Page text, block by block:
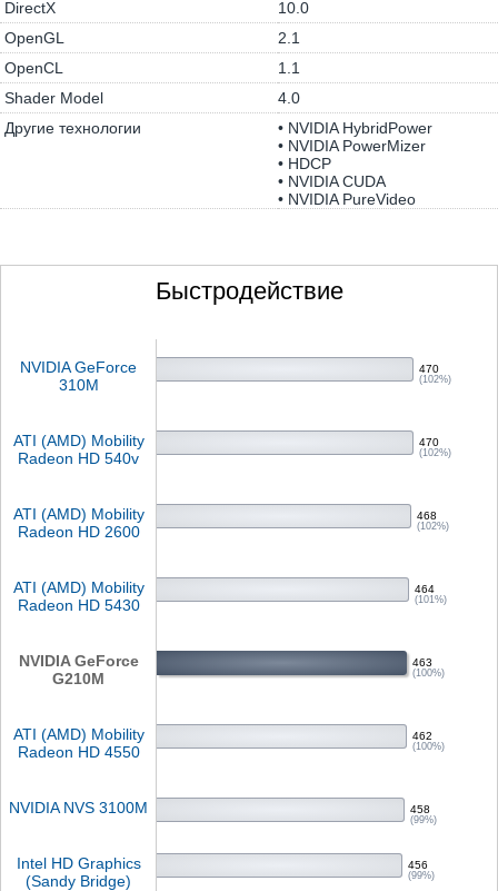
DirectX
10.0
OpenGL
2.1
OpenCL
1.1
Shader Model
4.0
Другие технологии
• NVIDIA HybridPower
• NVIDIA PowerMizer
• HDCP
• NVIDIA CUDA
• NVIDIA PureVideo
Быстродействие
NVIDIA GeForce
310M
470
(102%)
ATI (AMD) Mobility
Radeon HD 540v
470
(102%)
ATI (AMD) Mobility
Radeon HD 2600
468
(102%)
ATI (AMD) Mobility
Radeon HD 5430
464
(101%)
NVIDIA GeForce
G210M
463
(100%)
ATI (AMD) Mobility
Radeon HD 4550
462
(100%)
NVIDIA NVS 3100M 458
(99%)
Intel HD Graphics
(Sandy Bridge)
456
(99%)